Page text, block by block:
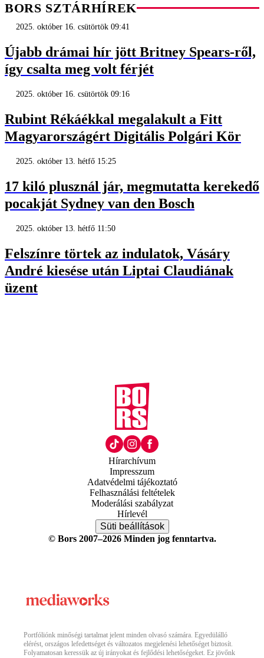
BORS SZTÁRHÍREK
2025. október 16. csütörtök 09:41
Újabb drámai hír jött Britney Spears-ről,
így csalta meg volt férjét
2025. október 16. csütörtök 09:16
Rubint Rékáékkal megalakult a Fitt
Magyarországért Digitális Polgári Kör
2025. október 13. hétfő 15:25
17 kiló plusznál jár, megmutatta kerekedő
pocakját Sydney van den Bosch
2025. október 13. hétfő 11:50
Felszínre törtek az indulatok, Vásáry
André kiesése után Liptai Claudiának
üzent
Hírarchívum
Impresszum
Adatvédelmi tájékoztató
Felhasználási feltételek
Moderálási szabályzat
Hírlevél
Süti beállítások
© Bors 2007–2026 Minden jog fenntartva.
Portfóliónk minőségi tartalmat jelent minden olvasó számára. Egyedülálló
elérést, országos lefedettséget és változatos megjelenési lehetőséget biztosít.
Folyamatosan keressük az új irányokat és fejlődési lehetőségeket. Ez jövőnk